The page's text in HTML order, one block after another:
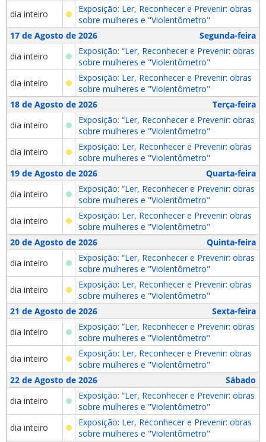
dia inteiro
Exposição: Ler, Reconhecer e Prevenir: obras
sobre mulheres e "Violentômetro"
17 de Agosto de 2026
Segunda-feira
dia inteiro
Exposição: “Ler, Reconhecer e Prevenir: obras
sobre mulheres e "Violentômetro"
dia inteiro
Exposição: Ler, Reconhecer e Prevenir: obras
sobre mulheres e "Violentômetro"
18 de Agosto de 2026
Terça-feira
dia inteiro
Exposição: “Ler, Reconhecer e Prevenir: obras
sobre mulheres e "Violentômetro"
dia inteiro
Exposição: Ler, Reconhecer e Prevenir: obras
sobre mulheres e "Violentômetro"
19 de Agosto de 2026
Quarta-feira
dia inteiro
Exposição: “Ler, Reconhecer e Prevenir: obras
sobre mulheres e "Violentômetro"
dia inteiro
Exposição: Ler, Reconhecer e Prevenir: obras
sobre mulheres e "Violentômetro"
20 de Agosto de 2026
Quinta-feira
dia inteiro
Exposição: “Ler, Reconhecer e Prevenir: obras
sobre mulheres e "Violentômetro"
dia inteiro
Exposição: Ler, Reconhecer e Prevenir: obras
sobre mulheres e "Violentômetro"
21 de Agosto de 2026
Sexta-feira
dia inteiro
Exposição: “Ler, Reconhecer e Prevenir: obras
sobre mulheres e "Violentômetro"
dia inteiro
Exposição: Ler, Reconhecer e Prevenir: obras
sobre mulheres e "Violentômetro"
22 de Agosto de 2026
Sábado
dia inteiro
Exposição: “Ler, Reconhecer e Prevenir: obras
sobre mulheres e "Violentômetro"
dia inteiro
Exposição: Ler, Reconhecer e Prevenir: obras
sobre mulheres e "Violentômetro"